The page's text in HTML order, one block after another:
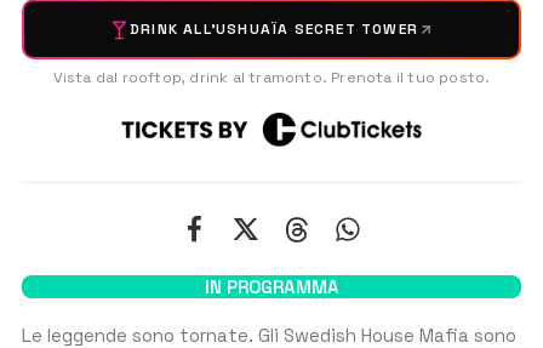
IN PROGRAMMA
Le leggende sono tornate. Gli Swedish House Mafia sono
NOME *
Nome Cognome
DRINK ALL'USHUAÏA SECRET TOWER
Vista dal rooftop, drink al tramonto. Prenota il tuo posto.